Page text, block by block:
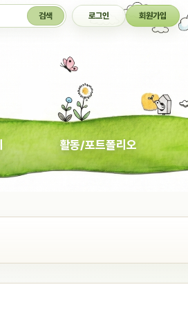
검색 로그인 회원가입
활동/포트폴리오